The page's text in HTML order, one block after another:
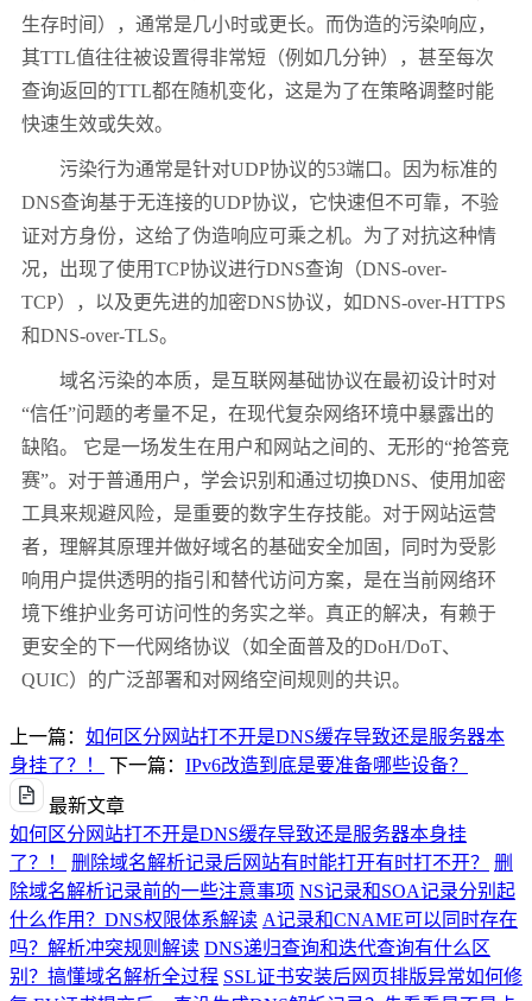
生存时间），通常是几小时或更长。而伪造的污染响应，
其TTL值往往被设置得非常短（例如几分钟），甚至每次
查询返回的TTL都在随机变化，这是为了在策略调整时能
快速生效或失效。
污染行为通常是针对UDP协议的53端口。因为标准的
DNS查询基于无连接的UDP协议，它快速但不可靠，不验
证对方身份，这给了伪造响应可乘之机。为了对抗这种情
况，出现了使用TCP协议进行DNS查询（DNS-over-
TCP），以及更先进的加密DNS协议，如DNS-over-HTTPS
和DNS-over-TLS。
域名污染的本质，是互联网基础协议在最初设计时对
“信任”问题的考量不足，在现代复杂网络环境中暴露出的
缺陷。 它是一场发生在用户和网站之间的、无形的“抢答竞
赛”。对于普通用户，学会识别和通过切换DNS、使用加密
工具来规避风险，是重要的数字生存技能。对于网站运营
者，理解其原理并做好域名的基础安全加固，同时为受影
响用户提供透明的指引和替代访问方案，是在当前网络环
境下维护业务可访问性的务实之举。真正的解决，有赖于
更安全的下一代网络协议（如全面普及的DoH/DoT、
QUIC）的广泛部署和对网络空间规则的共识。
上一篇： 如何区分网站打不开是DNS缓存导致还是服务器本
身挂了？！
下一篇： IPv6改造到底是要准备哪些设备？
最新文章
如何区分网站打不开是DNS缓存导致还是服务器本身挂
了？！
删除域名解析记录后网站有时能打开有时打不开？
删
除域名解析记录前的一些注意事项 NS记录和SOA记录分别起
什么作用？DNS权限体系解读 A记录和CNAME可以同时存在
吗？解析冲突规则解读 DNS递归查询和迭代查询有什么区
别？搞懂域名解析全过程 SSL证书安装后网页排版异常如何修